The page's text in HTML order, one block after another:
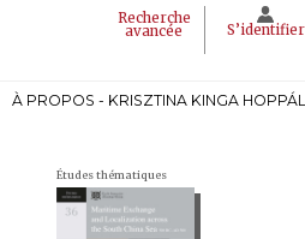
Recherche
avancée S’identifier
À PROPOS - KRISZTINA KINGA HOPPÁL
Études thématiques